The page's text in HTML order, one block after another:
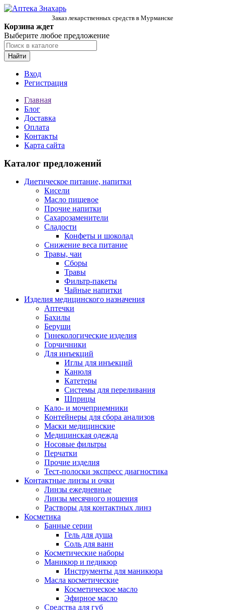
Заказ лекарственных средств в Мурманске
Корзина ждет
Выберите любое предложение
Найти
Вход
Регистрация
Главная
Блог
Доставка
Оплата
Контакты
Карта сайта
Каталог предложений
Диетическое питание, напитки
Кисели
Масло пищевое
Прочие напитки
Сахарозаменители
Сладости
Конфеты и шоколад
Снижение веса питание
Травы, чаи
Сборы
Травы
Фильтр-пакеты
Чайные напитки
Изделия медицинского назначения
Аптечки
Бахилы
Беруши
Гинекологические изделия
Горчичники
Для инъекций
Иглы для инъекций
Канюля
Катетеры
Системы для переливания
Шприцы
Кало- и мочеприемники
Контейнеры для сбора анализов
Маски медицинские
Медицинская одежда
Носовые фильтры
Перчатки
Прочие изделия
Тест-полоски экспресс диагностика
Контактные линзы и очки
Линзы ежедневные
Линзы месячного ношения
Растворы для контактных линз
Косметика
Банные серии
Гель для душа
Соль для ванн
Косметические наборы
Маникюр и педикюр
Инструменты для маникюра
Масла косметические
Косметическое масло
Эфирное масло
Средства для губ